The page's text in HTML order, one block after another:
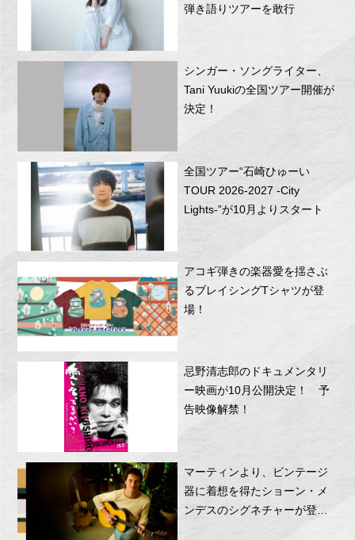
弾き語りツアーを敢行
シンガー・ソングライター、
Tani Yuukiの全国ツアー開催が
決定！
全国ツアー“石崎ひゅーい
TOUR 2026-2027 -City
Lights-”が10月よりスタート
アコギ弾きの楽器愛を揺さぶ
るブレイシングTシャツが登
場！
忌野清志郎のドキュメンタリ
ー映画が10月公開決定！ 予
告映像解禁！
マーティンより、ビンテージ
器に着想を得たショーン・メ
ンデスのシグネチャーが登